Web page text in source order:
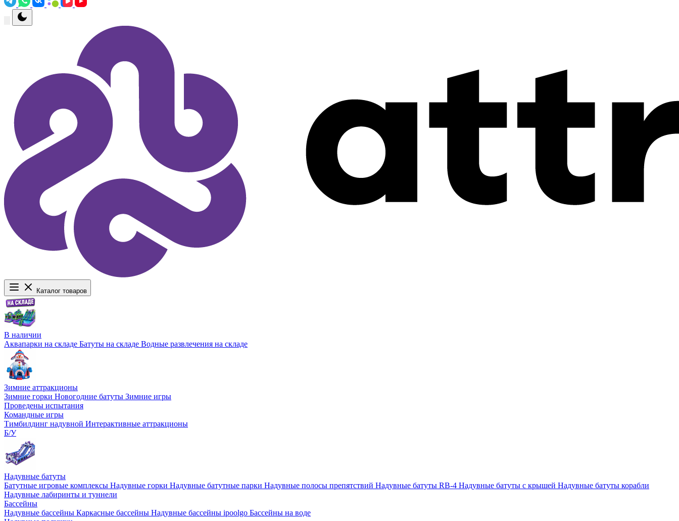
Каталог товаров
В наличии
Аквапарки на складе Батуты на складе Водные развлечения на складе
Зимние аттракционы
Зимние горки Новогодние батуты Зимние игры
Проведены испытания
Командные игры
Тимбилдинг надувной Интерактивные аттракционы
Б/У
Надувные батуты
Батутные игровые комплексы Надувные горки Надувные батутные парки Надувные полосы препятствий Надувные батуты RB-4 Надувные батуты с крышей Надувные батуты корабли
Надувные лабиринты и туннели
Бассейны
Надувные бассейны Каркасные бассейны Надувные бассейны ipoolgo Бассейны на воде